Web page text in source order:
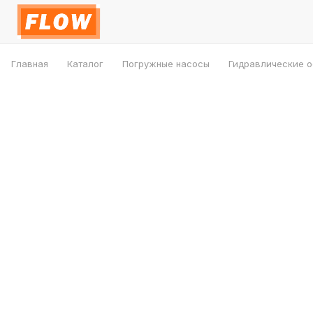
Главная Каталог Погружные насосы Гидравлические